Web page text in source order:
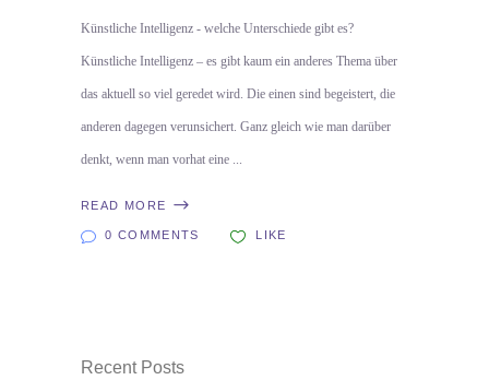
Künstliche Intelligenz - welche Unterschiede gibt es?
Künstliche Intelligenz – es gibt kaum ein anderes Thema über
das aktuell so viel geredet wird. Die einen sind begeistert, die
anderen dagegen verunsichert. Ganz gleich wie man darüber
denkt, wenn man vorhat eine
READ MORE
0 COMMENTS LIKE
Recent Posts